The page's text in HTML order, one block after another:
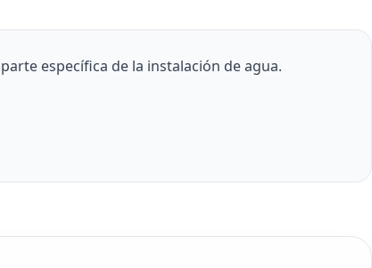
específica de la instalación de agua.